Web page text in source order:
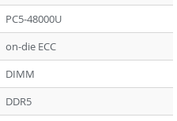
PC5-48000U
on-die ECC
DIMM
DDR5